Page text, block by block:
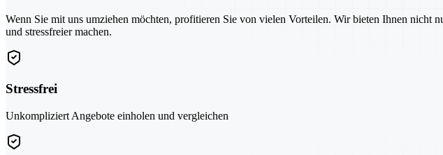
Wenn Sie mit uns umziehen möchten, profitieren Sie von vielen Vorteilen. Wir bieten Ihnen nicht
und stressfreier machen.
Stressfrei
Unkompliziert Angebote einholen und vergleichen